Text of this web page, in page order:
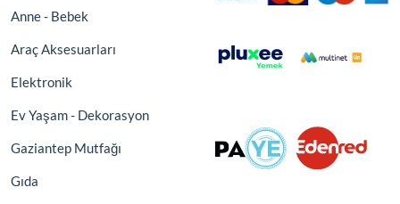
Anne - Bebek
Araç Aksesuarları
Elektronik
Ev Yaşam - Dekorasyon
Gaziantep Mutfağı
Gıda